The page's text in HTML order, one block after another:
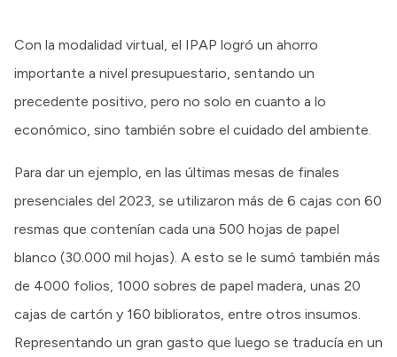
Con la modalidad virtual, el IPAP logró un ahorro
importante a nivel presupuestario, sentando un
precedente positivo, pero no solo en cuanto a lo
económico, sino también sobre el cuidado del ambiente.
Para dar un ejemplo, en las últimas mesas de finales
presenciales del 2023, se utilizaron más de 6 cajas con 60
resmas que contenían cada una 500 hojas de papel
blanco (30.000 mil hojas). A esto se le sumó también más
de 4000 folios, 1000 sobres de papel madera, unas 20
cajas de cartón y 160 biblioratos, entre otros insumos.
Representando un gran gasto que luego se traducía en un